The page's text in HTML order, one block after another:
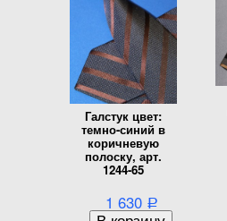
Галстук цвет:
темно-синий в
коричневую
полоску, арт.
1244-65
1 630 Р